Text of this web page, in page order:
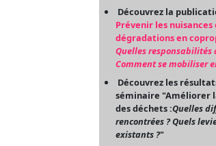
Découvrez la
Prévenir les nuisances
dégradations en
Quelles responsabilités
Comment se mobiliser
Découvrez les
séminaire "Améliorer
des déchets :Quelles
rencontrées ? Quels
existants ?"